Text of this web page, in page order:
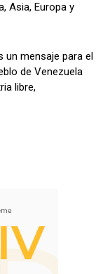
Asia, Europa y
un mensaje para el
de Venezuela
libre,